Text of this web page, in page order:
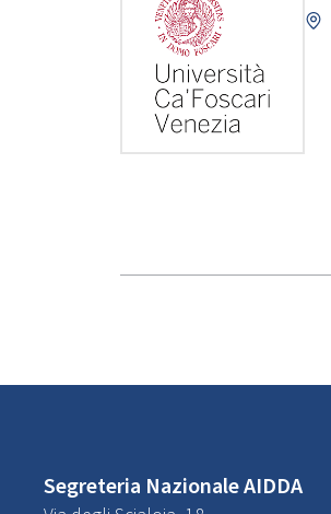
Segreteria Nazionale AIDDA